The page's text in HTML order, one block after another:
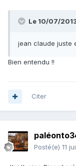
Le 10/07/
jean claude juste
Bien entendu !!
Citer
Posté(e) 11